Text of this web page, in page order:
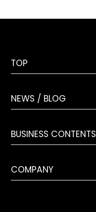
TOP
NEWS / BLOG
BUSINESS CONTENTS
COMPANY